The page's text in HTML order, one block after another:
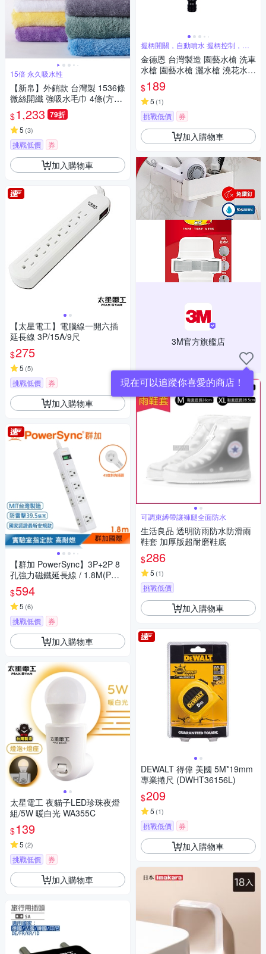
15倍 永久吸水性
【新帛】外銷款 台灣製 1536條
微絲開纖 強吸水毛巾 4條(方巾
洗臉巾洗澡巾抗菌防蹣防過敏
非超纖超細纖維)
$1,233 79折
5 (3)
挑戰低價 券
加入購物車
【太星電工】電腦線一開六插
延長線 3P/15A/9尺
$275
5 (5)
挑戰低價 券
加入購物車
【群加 PowerSync】3P+2P 8
孔強力磁鐵延長線 / 1.8M(PWS
-EAMS1818)
$594
5 (6)
挑戰低價 券
加入購物車
太星電工 夜貓子LED珍珠夜燈
組/5W 暖白光 WA355C
$139
5 (2)
挑戰低價 券
加入購物車
握柄開關，自動噴水 握柄控制，操
作容易
金德恩 台灣製造 園藝水槍 洗車
水槍 園藝水槍 灑水槍 澆花水槍
水槍 水槍 園藝水槍 顏色隨機出
貨
$189
5 (1)
挑戰低價 券
加入購物車
3M官方旗艦店
現在可以追蹤你喜愛的商店！
可調束縛帶讓褲腿全面防水
生活良品 透明防雨防水防滑雨
鞋套 加厚版超耐磨鞋底
$286
5 (1)
挑戰低價
加入購物車
DEWALT 得偉 美國 5M*19mm
專業捲尺 (DWHT36156L)
$209
5 (1)
挑戰低價 券
加入購物車